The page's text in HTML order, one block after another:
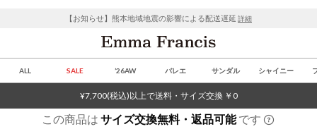
【お知らせ】熊本地域地震の影響による配送遅延 詳細
ALL SALE ’26AW バレエ サンダル シャイニー
¥7,700(税込)以上で送料・サイズ交換 ￥0
この商品は サイズ交換無料・返品可能です